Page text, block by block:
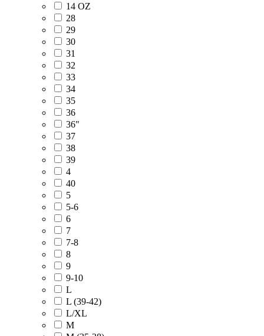
14 OZ
28
29
30
31
32
33
34
35
36
36"
37
38
39
4
40
5
5-6
6
7
7-8
8
9
9-10
L
L (39-42)
L/XL
M